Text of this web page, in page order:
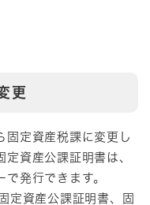
更
固定資産税課に変更し
資産公課証明書は、
発行できます。
定資産公課証明書、固